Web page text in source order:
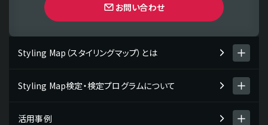
お問い合わせ
Styling Map（スタイリングマップ）とは
Styling Map（スタイリングマップ）とは
Styling Map検定・検定プログラムについて
Styling Map検定・検定プログラム
活用事例